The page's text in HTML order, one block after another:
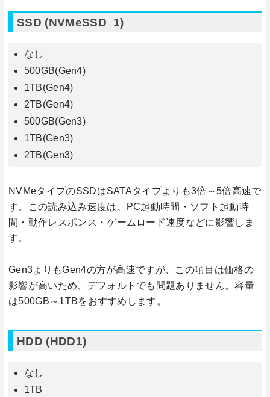
SSD (NVMeSSD_1)
なし
500GB(Gen4)
1TB(Gen4)
2TB(Gen4)
500GB(Gen3)
1TB(Gen3)
2TB(Gen3)
NVMeタイプのSSDはSATAタイプよりも3倍～5倍高速で
す。この読み込み速度は、PC起動時間・ソフト起動時
間・動作レスポンス・ゲームロード速度などに影響しま
す。
Gen3よりもGen4の方が高速ですが、この項目は価格の
影響が高いため、デフォルトでも問題ありません。容量
は500GB～1TBをおすすめします。
HDD (HDD1)
なし
1TB